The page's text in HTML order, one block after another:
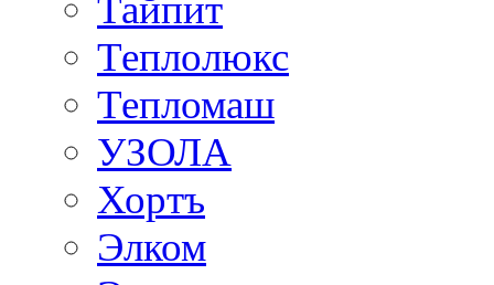
Тайпит
Теплолюкс
Тепломаш
УЗОЛА
Хортъ
Элком